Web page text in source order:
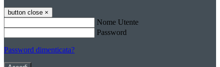
button close ×
Nome Utente
Password
Password dimenticata?